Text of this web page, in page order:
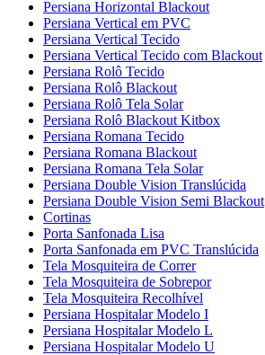
Persiana Horizontal Blackout
Persiana Vertical em PVC
Persiana Vertical Tecido
Persiana Vertical Tecido com Blackout
Persiana Rolô Tecido
Persiana Rolô Blackout
Persiana Rolô Tela Solar
Persiana Rolô Blackout Kitbox
Persiana Romana Tecido
Persiana Romana Blackout
Persiana Romana Tela Solar
Persiana Double Vision Translúcida
Persiana Double Vision Semi Blackout
Cortinas
Porta Sanfonada Lisa
Porta Sanfonada em PVC Translúcida
Tela Mosquiteira de Correr
Tela Mosquiteira de Sobrepor
Tela Mosquiteira Recolhível
Persiana Hospitalar Modelo I
Persiana Hospitalar Modelo L
Persiana Hospitalar Modelo U